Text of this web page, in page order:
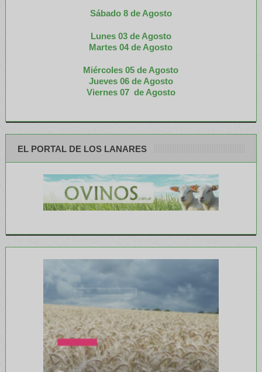
Sábado 8 de Agosto
Lunes 03 de Agosto
Martes 04 de Agosto
Miércoles 05 de Agosto
Jueves 06 de Agosto
Viernes 07 de Agosto
EL PORTAL DE LOS LANARES